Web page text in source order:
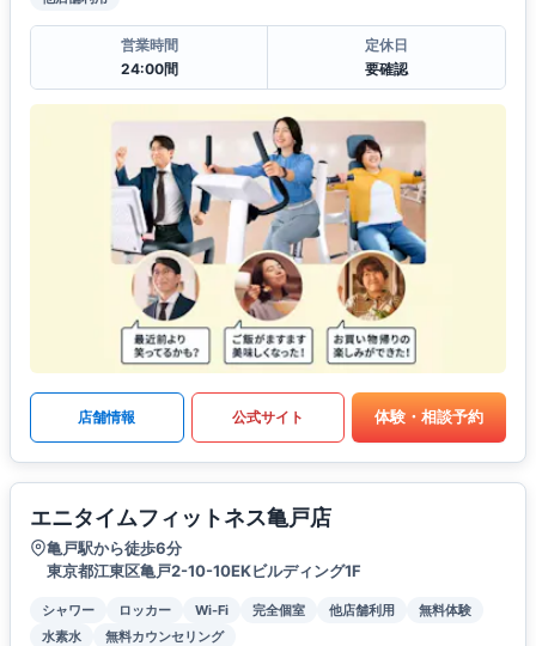
営業時間
24:00間
定休日
要確認
店舗情報 公式サイト 体験・相談予約
エニタイムフィットネス亀戸店
亀戸駅から徒歩6分
東京都江東区亀戸2-10-10EKビルディング1F
シャワー ロッカー Wi-Fi 完全個室 他店舗利用
無料体験
水素水
無料カウンセリング